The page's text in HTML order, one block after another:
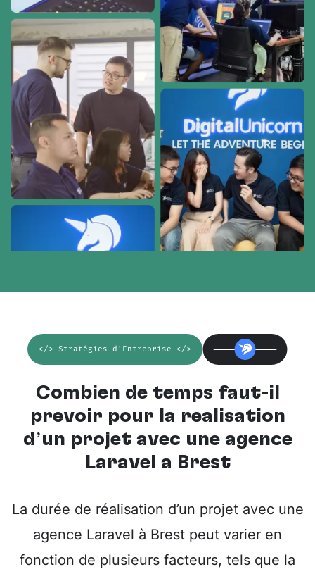
</> Stratégies d'Entreprise </>
Combien de temps faut-il
prévoir pour la réalisation
d’un projet avec une agence
Laravel à Brest
La durée de réalisation d’un projet avec une
agence Laravel à Brest peut varier en
fonction de plusieurs facteurs, tels que la